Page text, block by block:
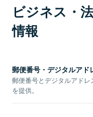
ビジネス・
情報
郵便番号・デジタルアド
郵便番号とデジタルアド
を提供。